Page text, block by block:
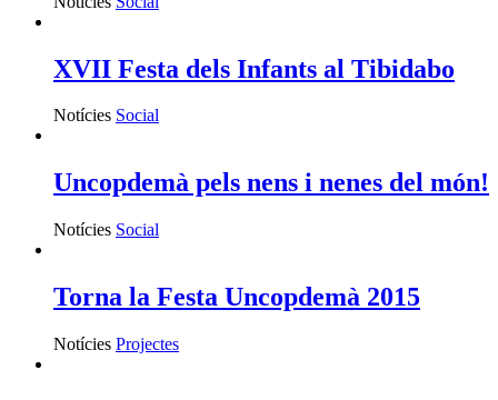
XVII Festa dels Infants al Tibidabo
Notícies Social
Uncopdemà pels nens i nenes del món!
Notícies Social
Torna la Festa Uncopdemà 2015
Notícies Projectes